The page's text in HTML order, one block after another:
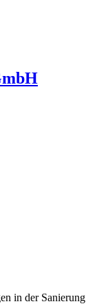
in der Sanierung